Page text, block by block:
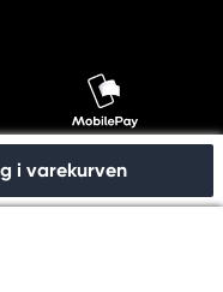
i varekurven